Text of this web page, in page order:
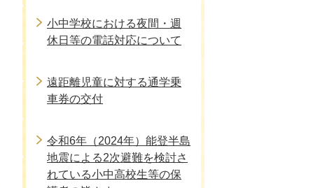
小中学校における夜間・週
休日等の電話対応について
遠距離児童に対する通学乗
車券の交付
令和6年（2024年）能登半島
地震による2次避難を検討さ
れている小中高校生等の保